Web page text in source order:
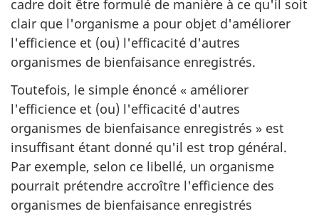
cadre doit être formulé de manière à ce qu'il soit
clair que l'organisme a pour objet d'améliorer
l'efficience et (ou) l'efficacité d'autres
organismes de bienfaisance enregistrés.
Toutefois, le simple énoncé « améliorer
l'efficience et (ou) l'efficacité d'autres
organismes de bienfaisance enregistrés » est
insuffisant étant donné qu'il est trop général.
Par exemple, selon ce libellé, un organisme
pourrait prétendre accroître l'efficience des
organismes de bienfaisance enregistrés